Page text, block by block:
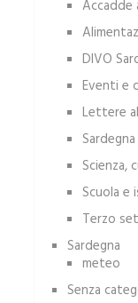
Accadde
DIVO
Eventi e
Lettere
Scienza,
Scuola e
Terzo
Sardegna
meteo
Senza